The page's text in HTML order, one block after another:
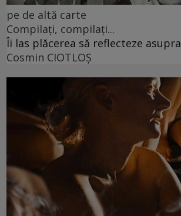
pe de altă carte
Compilați, compilați...
Îi las plăcerea să reflecteze asupra
Cosmin CIOTLOŞ